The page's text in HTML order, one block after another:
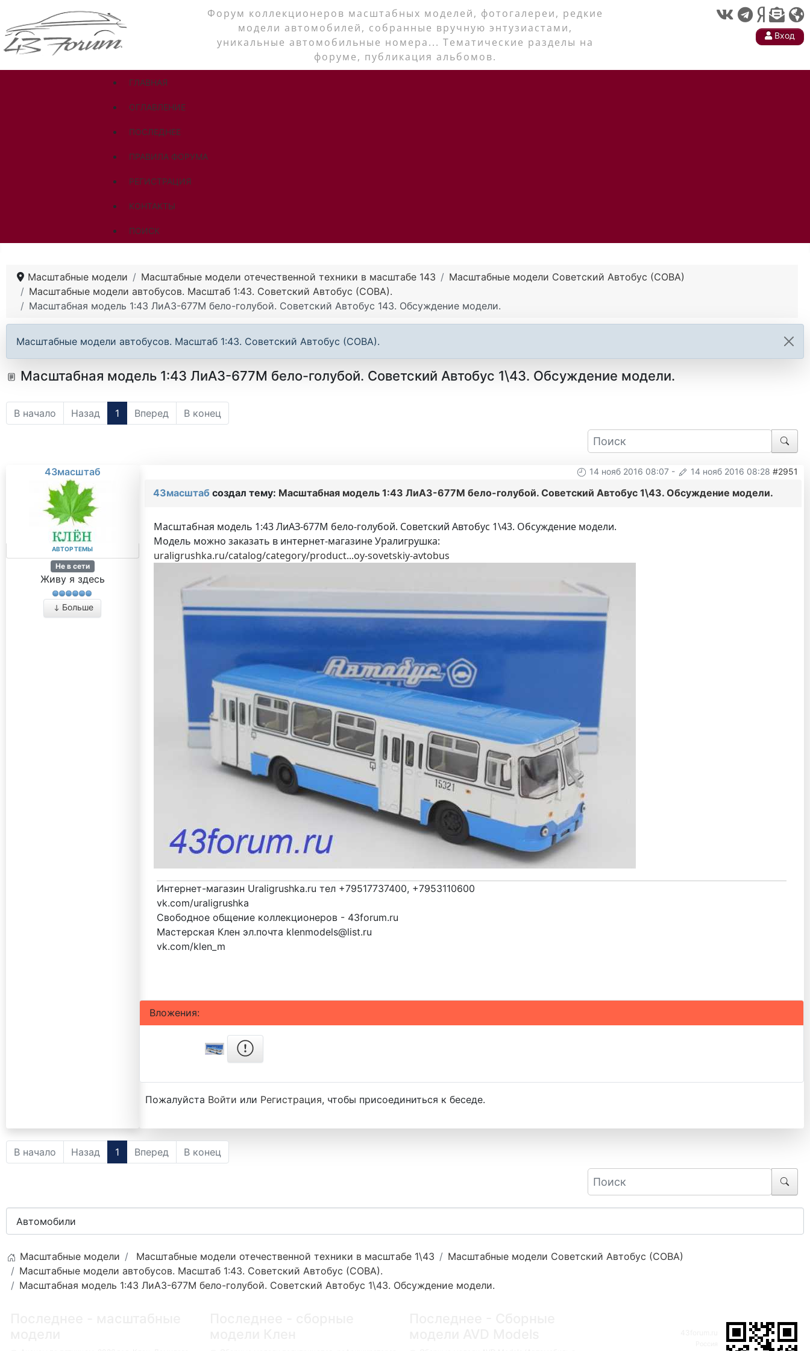
Форум коллекционеров масштабных моделей, фотогалереи, редкие
модели автомобилей, собранные вручную энтузиастами,
уникальные автомобильные номера... Тематические разделы на
форуме, публикация альбомов.
Вход
ГЛАВНАЯ
ОГЛАВЛЕНИЕ
ПОСЛЕДНЕЕ
ПРАВИЛА ФОРУМА
РЕГИСТРАЦИЯ
КОНТАКТЫ
ПОИСК
Масштабные модели Масштабные модели отечественной техники в масштабе 143
Масштабные модели Советский Автобус (СОВА)
Масштабные модели автобусов. Масштаб 1:43. Советский Автобус (СОВА).
Масштабная модель 1:43 ЛиАЗ-677М бело-голубой. Советский Автобус 143. Обсуждение модели.
Масштабные модели автобусов. Масштаб 1:43. Советский Автобус (СОВА).
Масштабная модель 1:43 ЛиАЗ-677М бело-голубой. Советский Автобус 1\43. Обсуждение модели.
В начало Назад 1 Вперед В конец
43масштаб
АВТОР ТЕМЫ
Не в сети
Живу я здесь
Больше
14 нояб 2016 08:07- 14 нояб 2016 08:28 #2951
43масштаб создал тему: Масштабная модель 1:43 ЛиАЗ-677М бело-голубой. Советский Автобус 1\43. Обсуждение модели.
Масштабная модель 1:43 ЛиАЗ-677М бело-голубой. Советский Автобус 1\43. Обсуждение модели.
Модель можно заказать в интернет-магазине Уралигрушка:
uraligrushka.ru/catalog/category/product...oy-sovetskiy-avtobus
Интернет-магазин Uraligrushka.ru тел +79517737400, +7953110600
vk.com/uraligrushka
Свободное общение коллекционеров - 43forum.ru
Мастерская Клен эл.почта klenmodels@list.ru
vk.com/klen_m
Вложения:
Пожалуйста Войти или Регистрация, чтобы присоединиться к беседе.
В начало Назад 1 Вперед В конец
Масштабные модели Масштабные модели отечественной техники в масштабе 1\43
Масштабные модели Советский Автобус (СОВА)
Масштабные модели автобусов. Масштаб 1:43. Советский Автобус (СОВА).
Масштабная модель 1:43 ЛиАЗ-677М бело-голубой. Советский Автобус 1\43. Обсуждение модели.